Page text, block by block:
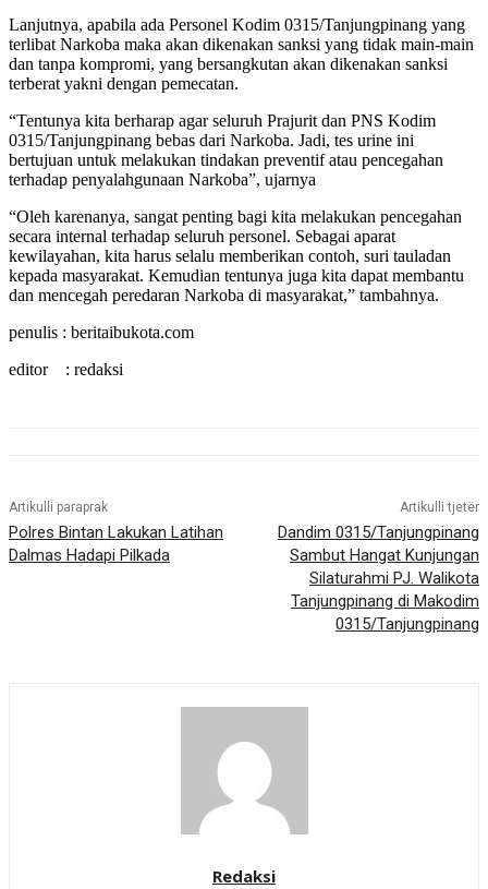
Lanjutnya, apabila ada Personel Kodim 0315/Tanjungpinang yang
terlibat Narkoba maka akan dikenakan sanksi yang tidak main-main
dan tanpa kompromi, yang bersangkutan akan dikenakan sanksi
terberat yakni dengan pemecatan.
“Tentunya kita berharap agar seluruh Prajurit dan PNS Kodim
0315/Tanjungpinang bebas dari Narkoba. Jadi, tes urine ini
bertujuan untuk melakukan tindakan preventif atau pencegahan
terhadap penyalahgunaan Narkoba”, ujarnya
“Oleh karenanya, sangat penting bagi kita melakukan pencegahan
secara internal terhadap seluruh personel. Sebagai aparat
kewilayahan, kita harus selalu memberikan contoh, suri tauladan
kepada masyarakat. Kemudian tentunya juga kita dapat membantu
dan mencegah peredaran Narkoba di masyarakat,” tambahnya.
penulis : beritaibukota.com
editor : redaksi
Artikulli paraprak
Polres Bintan Lakukan Latihan
Dalmas Hadapi Pilkada
Artikulli tjetër
Dandim 0315/Tanjungpinang
Sambut Hangat Kunjungan
Silaturahmi PJ. Walikota
Tanjungpinang di Makodim
0315/Tanjungpinang
Redaksi